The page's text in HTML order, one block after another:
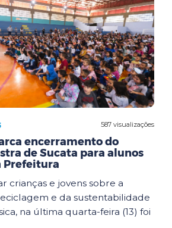
587 visualizações
encerramento do
de Sucata para alunos
Prefeitura
crianças e jovens sobre a
e da sustentabilidade
na última quarta-feira (13) foi